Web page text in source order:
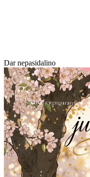
Dar nepasidalino